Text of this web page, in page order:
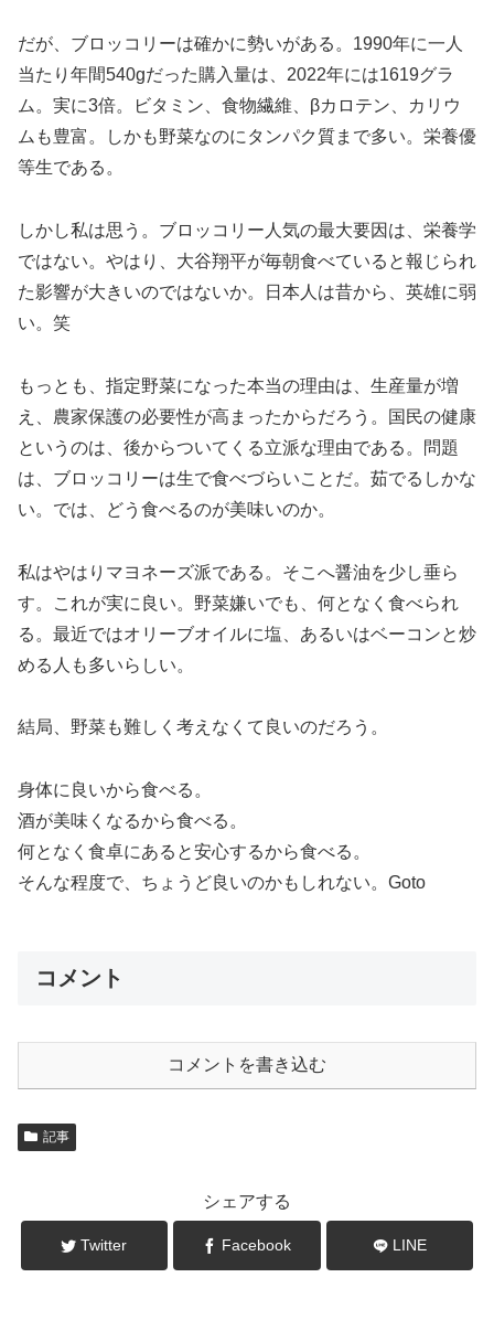
だが、ブロッコリーは確かに勢いがある。1990年に一人
当たり年間540gだった購入量は、2022年には1619グラ
ム。実に3倍。ビタミン、食物繊維、βカロテン、カリウ
ムも豊富。しかも野菜なのにタンパク質まで多い。栄養優
等生である。
しかし私は思う。ブロッコリー人気の最大要因は、栄養学
ではない。やはり、大谷翔平が毎朝食べていると報じられ
た影響が大きいのではないか。日本人は昔から、英雄に弱
い。笑
もっとも、指定野菜になった本当の理由は、生産量が増
え、農家保護の必要性が高まったからだろう。国民の健康
というのは、後からついてくる立派な理由である。問題
は、ブロッコリーは生で食べづらいことだ。茹でるしかな
い。では、どう食べるのが美味いのか。
私はやはりマヨネーズ派である。そこへ醤油を少し垂ら
す。これが実に良い。野菜嫌いでも、何となく食べられ
る。最近ではオリーブオイルに塩、あるいはベーコンと炒
める人も多いらしい。
結局、野菜も難しく考えなくて良いのだろう。
身体に良いから食べる。
酒が美味くなるから食べる。
何となく食卓にあると安心するから食べる。
そんな程度で、ちょうど良いのかもしれない。Goto
コメント
コメントを書き込む
記事
シェアする
Twitter Facebook LINE